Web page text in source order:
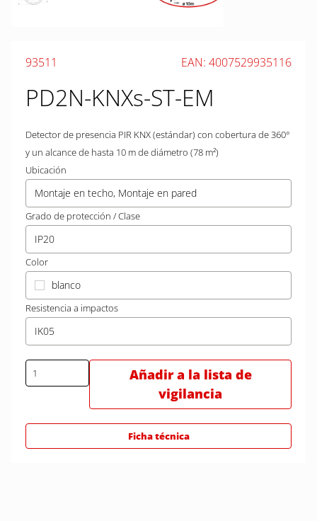
93511 EAN: 4007529935116
PD2N-KNXs-ST-EM
Detector de presencia PIR KNX (estándar) con cobertura de 360°
y un alcance de hasta 10 m de diámetro (78 m²)
Ubicación
Montaje en techo, Montaje en pared
Grado de protección / Clase
IP20
Color
blanco
Resistencia a impactos
IK05
Añadir a la lista de
vigilancia
Ficha técnica